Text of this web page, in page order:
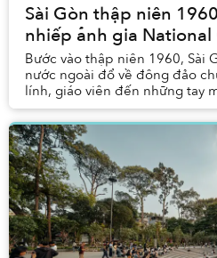
Sài Gòn thập niên
nhiếp ảnh gia
Bước vào thập niên 1960, Sài
nước ngoài đổ về đông đảo
lính, giáo viên đến những tay
hiện của họ đã để lại kho tư